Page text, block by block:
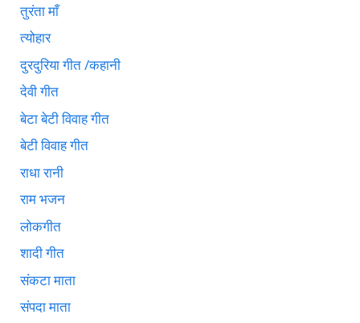
तुरंता माँ
त्योहार
दुरदुरिया गीत /कहानी
देवी गीत
बेटा बेटी विवाह गीत
बेटी विवाह गीत
राधा रानी
राम भजन
लोकगीत
शादी गीत
संकटा माता
संपदा माता